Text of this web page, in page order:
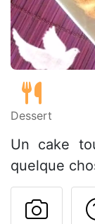
Dessert
Un cake
quelque